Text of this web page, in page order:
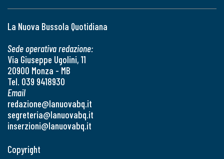
La Nuova Bussola Quotidiana
Sede operativa redazione:
Via Giuseppe Ugolini, 11
20900 Monza - MB
Tel. 039 9418930
Email
redazione@lanuovabq.it
segreteria@lanuovabq.it
inserzioni@lanuovabq.it
Copyright